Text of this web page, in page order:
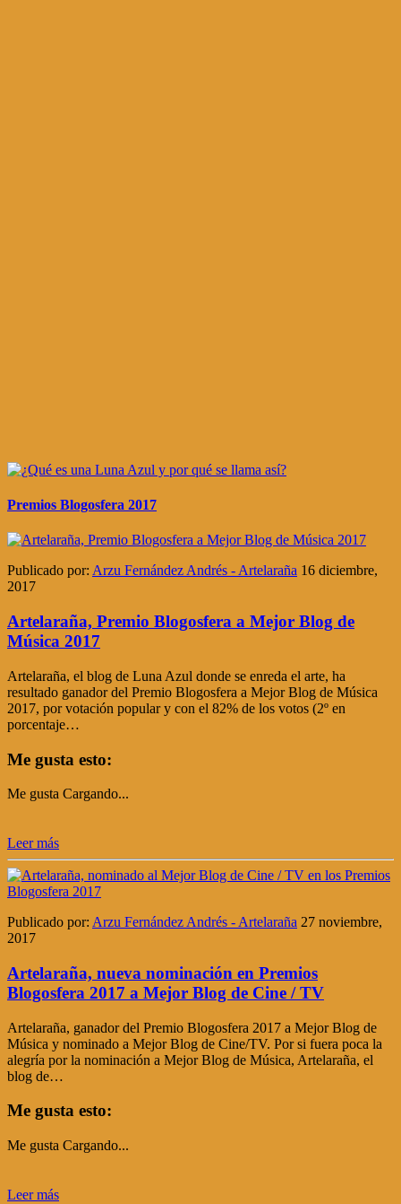
Premios Blogosfera 2017
Publicado por: Arzu Fernández Andrés - Artelaraña 16 diciembre,
2017
Artelaraña, Premio Blogosfera a Mejor Blog de
Música 2017
Artelaraña, el blog de Luna Azul donde se enreda el arte, ha
resultado ganador del Premio Blogosfera a Mejor Blog de Música
2017, por votación popular y con el 82% de los votos (2º en
porcentaje…
Me gusta esto:
Me gusta Cargando...
Leer más
Publicado por: Arzu Fernández Andrés - Artelaraña 27 noviembre,
2017
Artelaraña, nueva nominación en Premios
Blogosfera 2017 a Mejor Blog de Cine / TV
Artelaraña, ganador del Premio Blogosfera 2017 a Mejor Blog de
Música y nominado a Mejor Blog de Cine/TV. Por si fuera poca la
alegría por la nominación a Mejor Blog de Música, Artelaraña, el
blog de…
Me gusta esto:
Me gusta Cargando...
Leer más